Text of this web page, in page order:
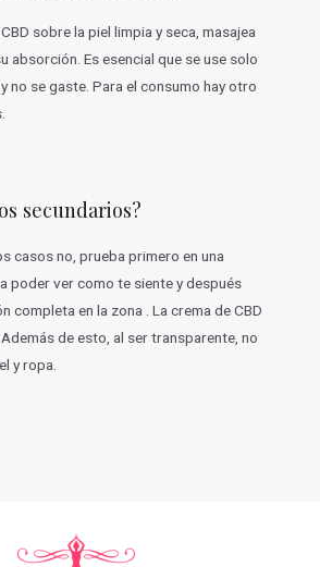
sobre la piel limpia y seca, masajea
absorción. Es esencial que se use solo
no se gaste. Para el consumo hay otro
secundarios?
casos no, prueba primero en una
poder ver como te siente y después
completa en la zona . La crema de CBD
de esto, al ser transparente, no
y ropa.